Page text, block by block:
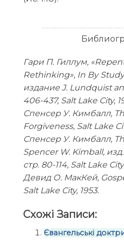
Гари П. Гиллум,
Rethinking», In By
издание J. Lundquist
406-437, Salt Lake City,
Спенсер У. Кимбалл,
Forgiveness, Salt Lake
Спенсер У. Кимбалл,
Spencer W. Kimball,
стр. 80-114, Salt Lake
Девид О. МакКей,
Salt Lake City, 1953.
Схожі Записи:
Євангельські